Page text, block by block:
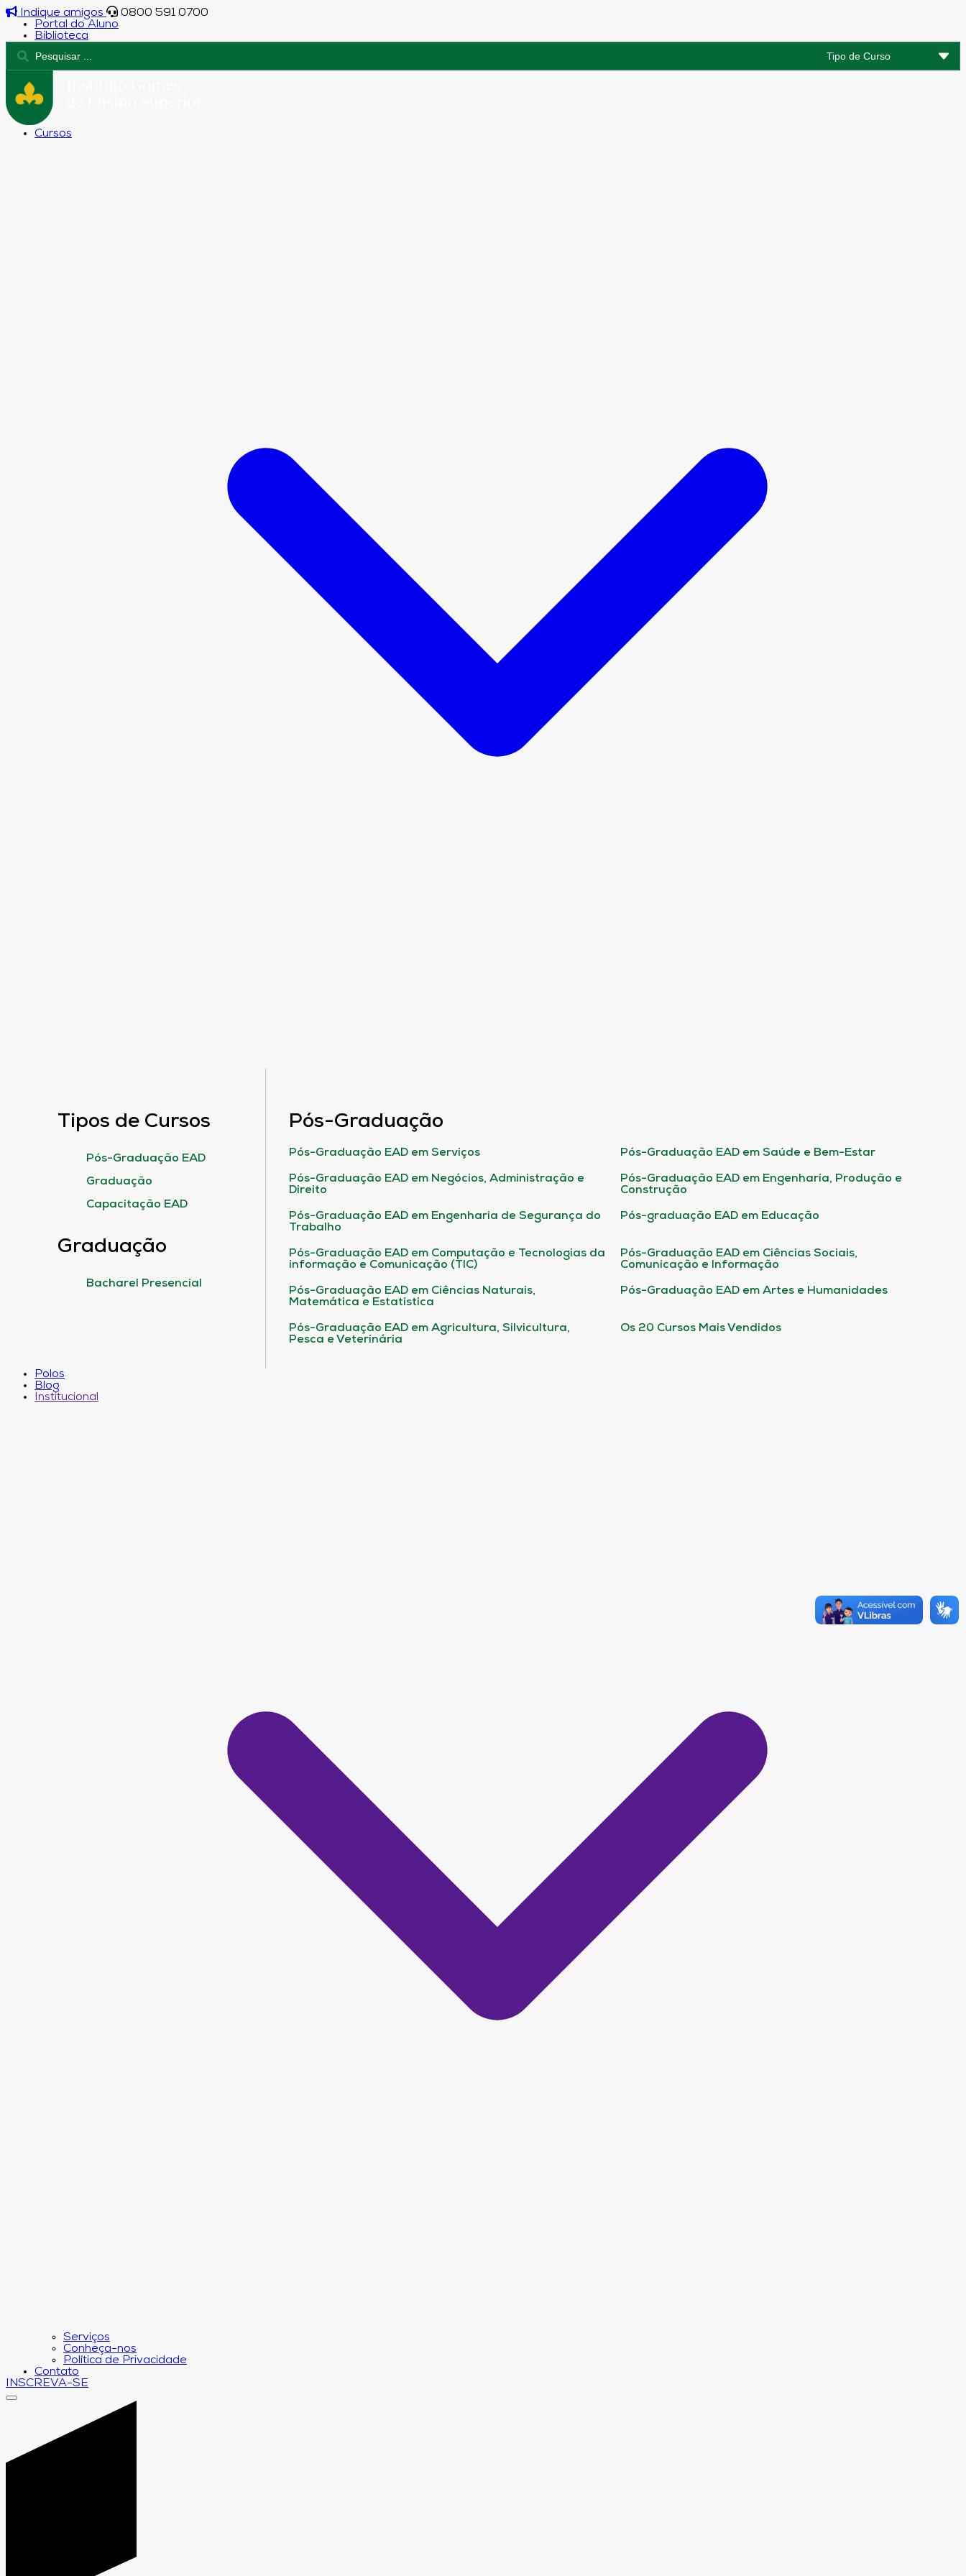
Indique amigos
0800 591 0700
Portal do Aluno
Biblioteca
Cursos
Tipos de Cursos
Pós-Graduação EAD
Graduação
Capacitação EAD
Graduação
Bacharel Presencial
Pós-Graduação
Pós-Graduação EAD em Serviços Pós-Graduação EAD em Saúde e Bem-Estar
Pós-Graduação EAD em Negócios, Administração e
Direito
Pós-Graduação EAD em Engenharia, Produção e
Construção
Pós-Graduação EAD em Engenharia de Segurança do
Trabalho
Pós-graduação EAD em Educação
Pós-Graduação EAD em Computação e Tecnologias da
informação e Comunicação (TIC)
Pós-Graduação EAD em Ciências Sociais,
Comunicação e Informação
Pós-Graduação EAD em Ciências Naturais,
Matemática e Estatística
Pós-Graduação EAD em Artes e Humanidades
Pós-Graduação EAD em Agricultura, Silvicultura,
Pesca e Veterinária
Os 20 Cursos Mais Vendidos
Polos
Blog
Institucional
Serviços
Conheça-nos
Política de Privacidade
Contato
INSCREVA-SE